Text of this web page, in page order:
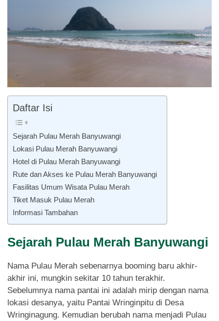
Daftar Isi
Sejarah Pulau Merah Banyuwangi
Lokasi Pulau Merah Banyuwangi
Hotel di Pulau Merah Banyuwangi
Rute dan Akses ke Pulau Merah Banyuwangi
Fasilitas Umum Wisata Pulau Merah
Tiket Masuk Pulau Merah
Informasi Tambahan
Sejarah Pulau Merah Banyuwangi
Nama Pulau Merah sebenarnya booming baru akhir-
akhir ini, mungkin sekitar 10 tahun terakhir.
Sebelumnya nama pantai ini adalah mirip dengan nama
lokasi desanya, yaitu Pantai Wringinpitu di Desa
Wringinagung. Kemudian berubah nama menjadi Pulau